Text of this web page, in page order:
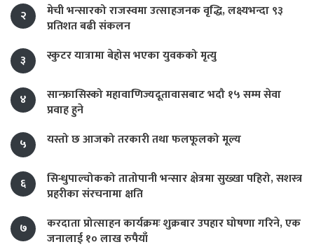
२
मेची भन्सारको राजस्वमा उत्साहजनक वृद्धि, लक्ष्यभन्दा ९३
प्रतिशत बढी संकलन
३
स्कुटर यात्रामा बेहोस भएका युवकको मृत्यु
४
सान्फ्रासिस्को महावाणिज्यदूतावासबाट भदौ १५ सम्म सेवा
प्रवाह हुने
५
यस्तो छ आजको तरकारी तथा फलफूलको मूल्य
६
सिन्धुपाल्चोकको तातोपानी भन्सार क्षेत्रमा सुख्खा पहिरो, सशस्त्र
प्रहरीका संरचनामा क्षति
७
करदाता प्रोत्साहन कार्यक्रमः शुक्रबार उपहार घोषणा गरिने, एक
जनालाई १० लाख रुपैयाँ